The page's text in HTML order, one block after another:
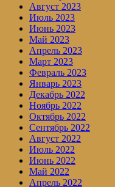
Август 2023
Июль 2023
Июнь 2023
Май 2023
Апрель 2023
Март 2023
Февраль 2023
Январь 2023
Декабрь 2022
Ноябрь 2022
Октябрь 2022
Сентябрь 2022
Август 2022
Июль 2022
Июнь 2022
Май 2022
Апрель 2022